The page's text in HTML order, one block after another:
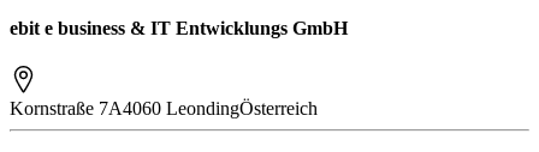
ebit e business & IT Entwicklungs GmbH
Kornstraße 7A4060 LeondingÖsterreich